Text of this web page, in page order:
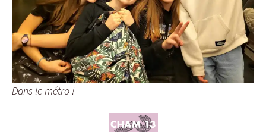
Dans le métro !